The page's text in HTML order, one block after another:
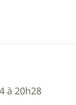
à 20h28